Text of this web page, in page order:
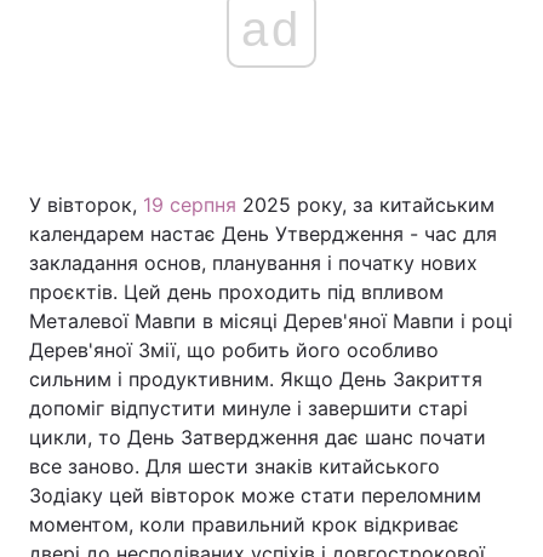
ad
У вівторок, 19 серпня 2025 року, за китайським
календарем настає День Утвердження - час для
закладання основ, планування і початку нових
проєктів. Цей день проходить під впливом
Металевої Мавпи в місяці Дерев'яної Мавпи і році
Дерев'яної Змії, що робить його особливо
сильним і продуктивним. Якщо День Закриття
допоміг відпустити минуле і завершити старі
цикли, то День Затвердження дає шанс почати
все заново. Для шести знаків китайського
Зодіаку цей вівторок може стати переломним
моментом, коли правильний крок відкриває